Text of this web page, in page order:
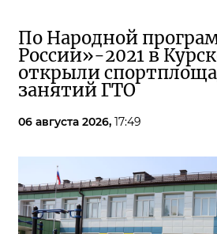
По Народной
России»-2021 в
открыли
занятий ГТО
06 августа 2026, 17:49